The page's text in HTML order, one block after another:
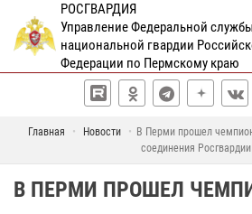
РОСГВАРДИЯ
Управление Федеральной
национальной гвардии
Федерации по Пермскому краю
Главная Новости
В Перми прошел
соединения Росгвардии
В ПЕРМИ ПРОШЕЛ